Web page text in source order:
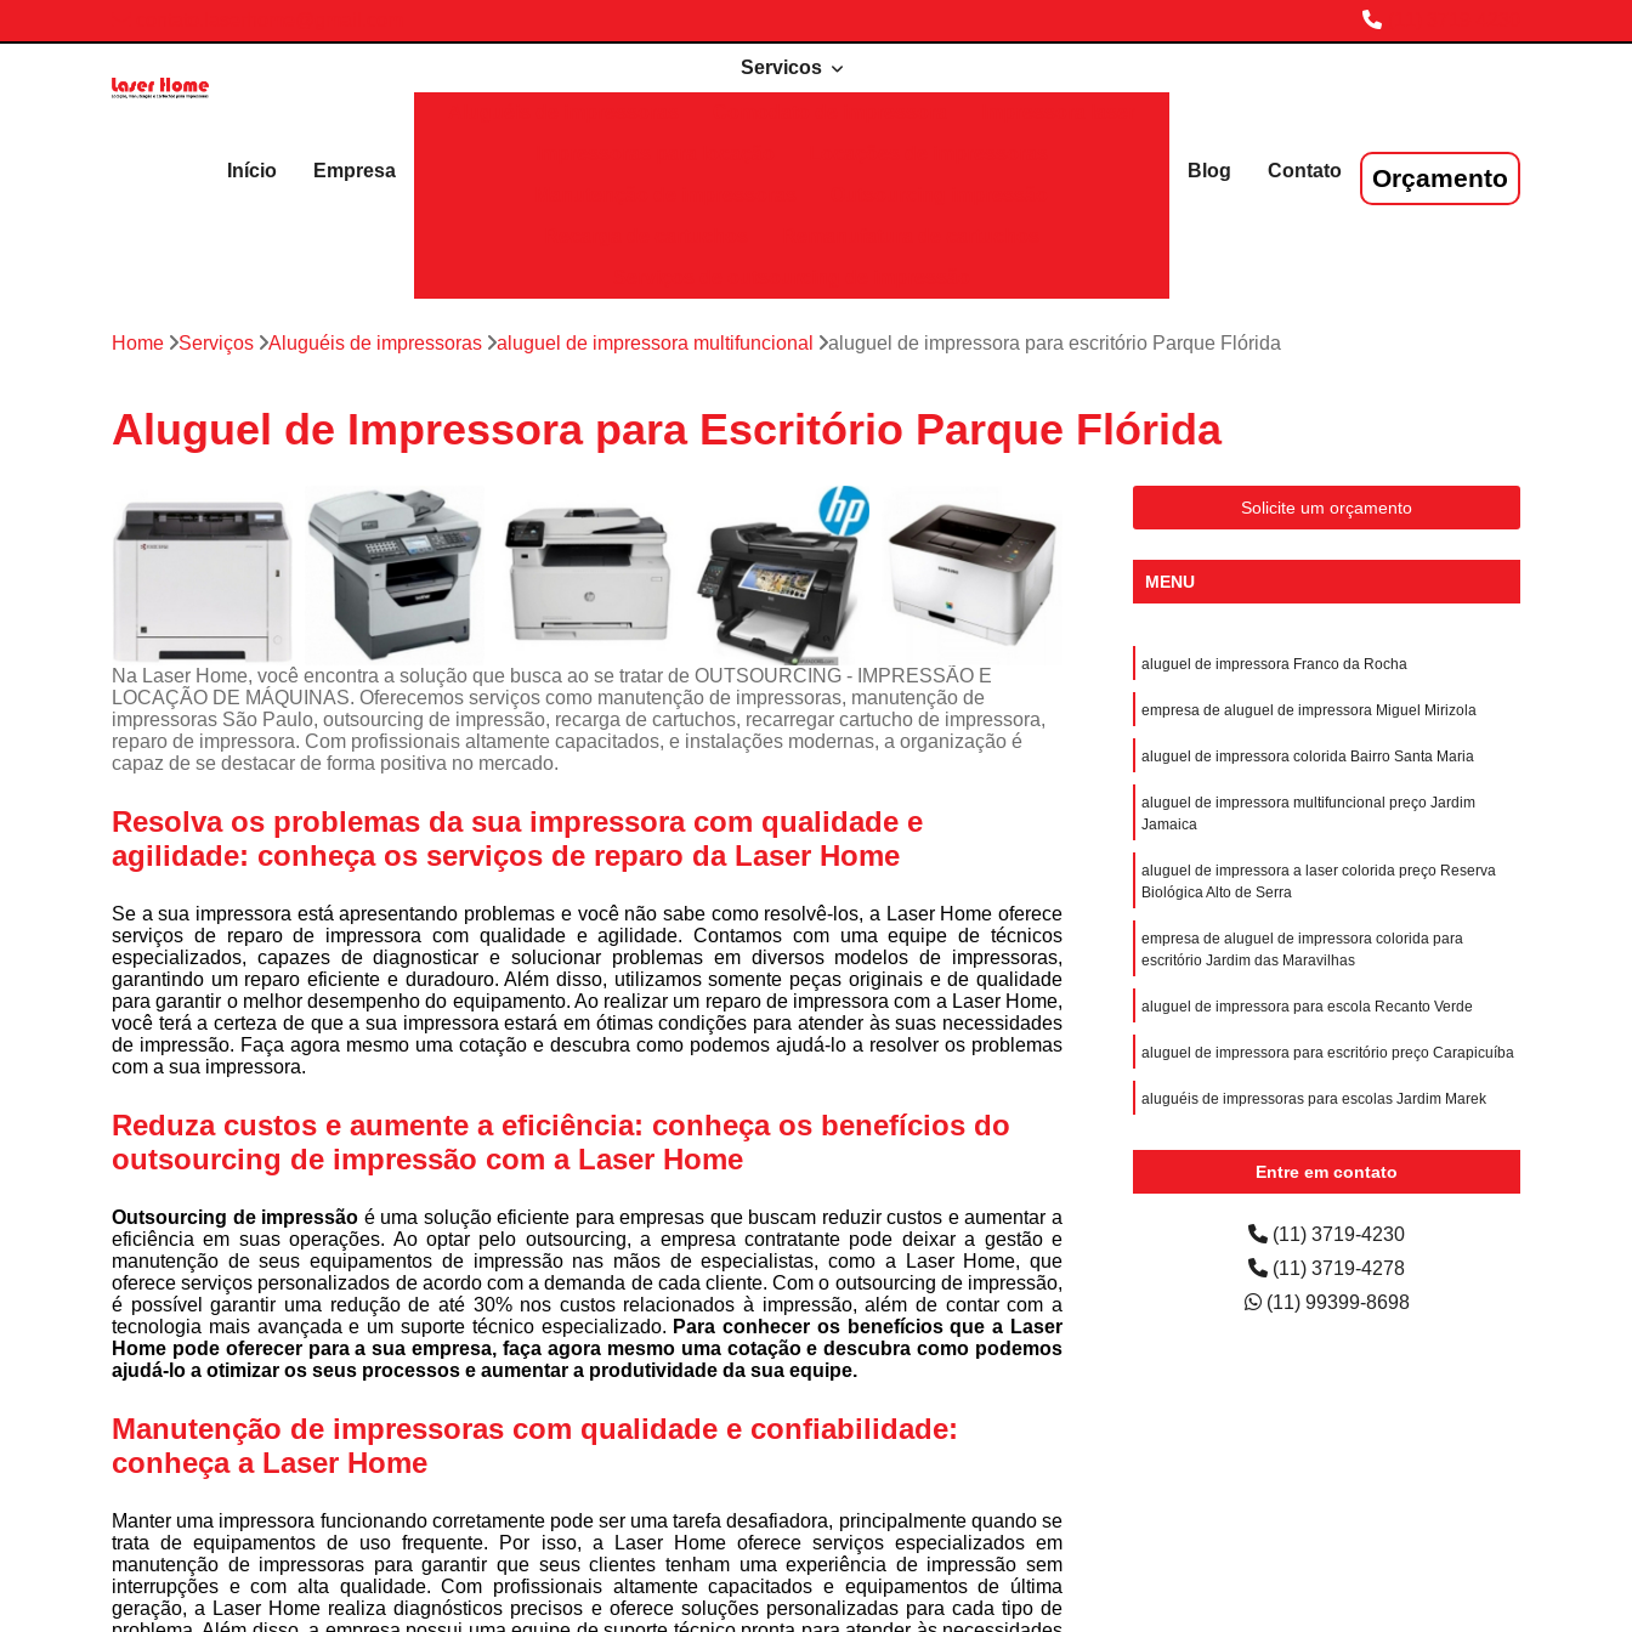
Início Empresa
Servicos
Blog Contato Orçamento
Home Serviços Aluguéis de impressoras aluguel de impressora multifuncional aluguel de impressora para escritório Parque Flórida
Aluguel de Impressora para Escritório Parque Flórida
Na Laser Home, você encontra a solução que busca ao se tratar de OUTSOURCING - IMPRESSÃO E
LOCAÇÃO DE MÁQUINAS. Oferecemos serviços como manutenção de impressoras, manutenção de
impressoras São Paulo, outsourcing de impressão, recarga de cartuchos, recarregar cartucho de impressora,
reparo de impressora. Com profissionais altamente capacitados, e instalações modernas, a organização é
capaz de se destacar de forma positiva no mercado.
Resolva os problemas da sua impressora com qualidade e
agilidade: conheça os serviços de reparo da Laser Home
Se a sua impressora está apresentando problemas e você não sabe como resolvê-los, a Laser Home oferece
serviços de reparo de impressora com qualidade e agilidade. Contamos com uma equipe de técnicos
especializados, capazes de diagnosticar e solucionar problemas em diversos modelos de impressoras,
garantindo um reparo eficiente e duradouro. Além disso, utilizamos somente peças originais e de qualidade
para garantir o melhor desempenho do equipamento. Ao realizar um reparo de impressora com a Laser Home,
você terá a certeza de que a sua impressora estará em ótimas condições para atender às suas necessidades
de impressão. Faça agora mesmo uma cotação e descubra como podemos ajudá-lo a resolver os problemas
com a sua impressora.
Reduza custos e aumente a eficiência: conheça os benefícios do
outsourcing de impressão com a Laser Home
Outsourcing de impressão é uma solução eficiente para empresas que buscam reduzir custos e aumentar a
eficiência em suas operações. Ao optar pelo outsourcing, a empresa contratante pode deixar a gestão e
manutenção de seus equipamentos de impressão nas mãos de especialistas, como a Laser Home, que
oferece serviços personalizados de acordo com a demanda de cada cliente. Com o outsourcing de impressão,
é possível garantir uma redução de até 30% nos custos relacionados à impressão, além de contar com a
tecnologia mais avançada e um suporte técnico especializado. Para conhecer os benefícios que a Laser
Home pode oferecer para a sua empresa, faça agora mesmo uma cotação e descubra como podemos
ajudá-lo a otimizar os seus processos e aumentar a produtividade da sua equipe.
Manutenção de impressoras com qualidade e confiabilidade:
conheça a Laser Home
Manter uma impressora funcionando corretamente pode ser uma tarefa desafiadora, principalmente quando se
trata de equipamentos de uso frequente. Por isso, a Laser Home oferece serviços especializados em
manutenção de impressoras para garantir que seus clientes tenham uma experiência de impressão sem
interrupções e com alta qualidade. Com profissionais altamente capacitados e equipamentos de última
geração, a Laser Home realiza diagnósticos precisos e oferece soluções personalizadas para cada tipo de
Solicite um orçamento
MENU
aluguel de impressora Franco da Rocha
empresa de aluguel de impressora Miguel Mirizola
aluguel de impressora colorida Bairro Santa Maria
aluguel de impressora multifuncional preço Jardim
Jamaica
aluguel de impressora a laser colorida preço Reserva
Biológica Alto de Serra
empresa de aluguel de impressora colorida para
escritório Jardim das Maravilhas
aluguel de impressora para escola Recanto Verde
aluguel de impressora para escritório preço Carapicuíba
aluguéis de impressoras para escolas Jardim Marek
Entre em contato
(11) 3719-4230
(11) 3719-4278
(11) 99399-8698